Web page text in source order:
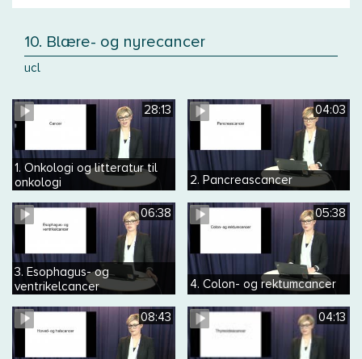
10. Blære- og nyrecancer
ucl
28:13
1. Onkologi og litteratur til
onkologi
04:03
2. Pancreascancer
06:38
3. Esophagus- og
ventrikelcancer
05:38
4. Colon- og rektumcancer
08:43 04:13